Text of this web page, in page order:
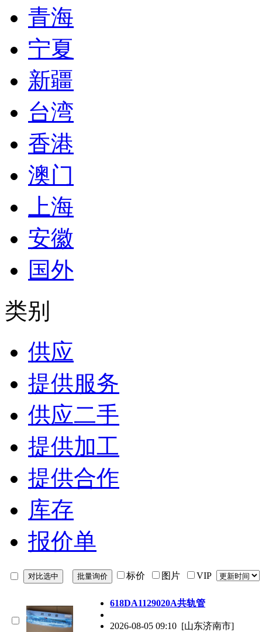
青海
宁夏
新疆
台湾
香港
澳门
上海
安徽
国外
类别
供应
提供服务
供应二手
提供加工
提供合作
库存
报价单
标价 图片 VIP
618DA1129020A共轨管
2026-08-05 09:10 [山东济南市]